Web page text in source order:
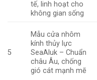
tế, linh hoạt cho
không gian sống
5
Mẫu cửa nhôm
kính thủy lực
SeaAluk – Chuẩn
châu Âu, chống
gió cát mạnh mẽ